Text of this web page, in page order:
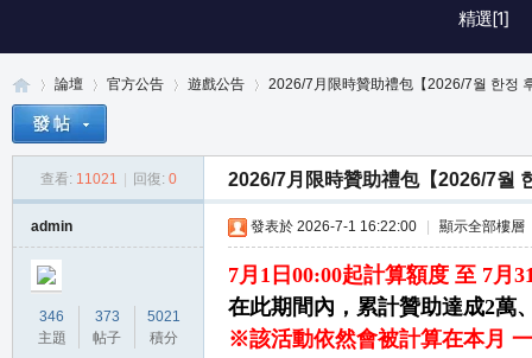
精選[1]
論壇
›
官方公告 遊戲公告
›
2026/7月限時贊助禮包【2026/7월 한정
查看: 11021 回復: 0 2026/7月限時贊助禮包【2026/7월
admin
346
主題
373
帖子
5021
積分
發表於 2026-7-1 16:22:00 顯示全部樓層
7月1日00:00起計算額度 至 7月
在此期間內，累計贊助達成2萬
※該活動依然會被計算在本月